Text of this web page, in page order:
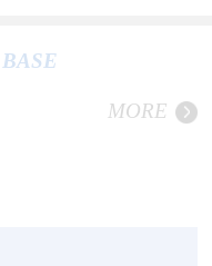
BASE
MORE